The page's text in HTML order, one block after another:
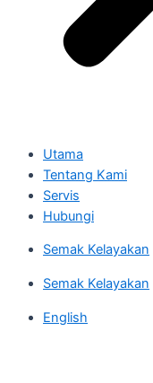
Utama
Tentang Kami
Servis
Hubungi
Semak Kelayakan
Semak Kelayakan
English